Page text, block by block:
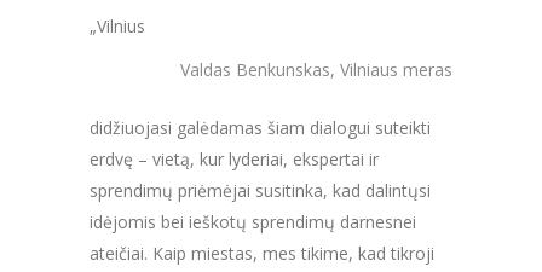
Valdas Benkunskas, Vilniaus meras
„Vilnius
didžiuojasi galėdamas šiam dialogui suteikti
erdvę – vietą, kur lyderiai, ekspertai ir
sprendimų priėmėjai susitinka, kad dalintųsi
idėjomis bei ieškotų sprendimų darnesnei
ateičiai. Kaip miestas, mes tikime, kad tikroji